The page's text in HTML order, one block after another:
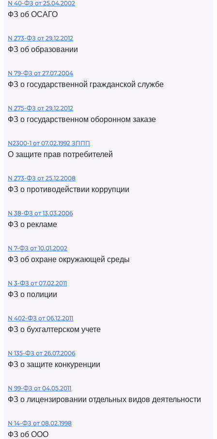
N 40-ФЗ от 25.04.2002
ФЗ об ОСАГО
N 273-ФЗ от 29.12.2012
ФЗ об образовании
N 79-ФЗ от 27.07.2004
ФЗ о государственной гражданской службе
N 275-ФЗ от 29.12.2012
ФЗ о государственном оборонном заказе
N2300-1 от 07.02.1992 ЗППП
О защите прав потребителей
N 273-ФЗ от 25.12.2008
ФЗ о противодействии коррупции
N 38-ФЗ от 13.03.2006
ФЗ о рекламе
N 7-ФЗ от 10.01.2002
ФЗ об охране окружающей среды
N 3-ФЗ от 07.02.2011
ФЗ о полиции
N 402-ФЗ от 06.12.2011
ФЗ о бухгалтерском учете
N 135-ФЗ от 26.07.2006
ФЗ о защите конкуренции
N 99-ФЗ от 04.05.2011
ФЗ о лицензировании отдельных видов деятельности
N 14-ФЗ от 08.02.1998
ФЗ об ООО